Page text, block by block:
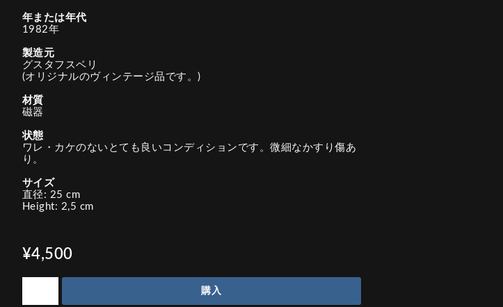
年または年代
1982年
製造元
グスタフスベリ
(オリジナルのヴィンテージ品です。)
材質
磁器
状態
ワレ・カケのないとても良いコンディションです。微細なかすり傷あ
り。
サイズ
直径: 25 cm
Height: 2,5 cm
¥4,500
購入